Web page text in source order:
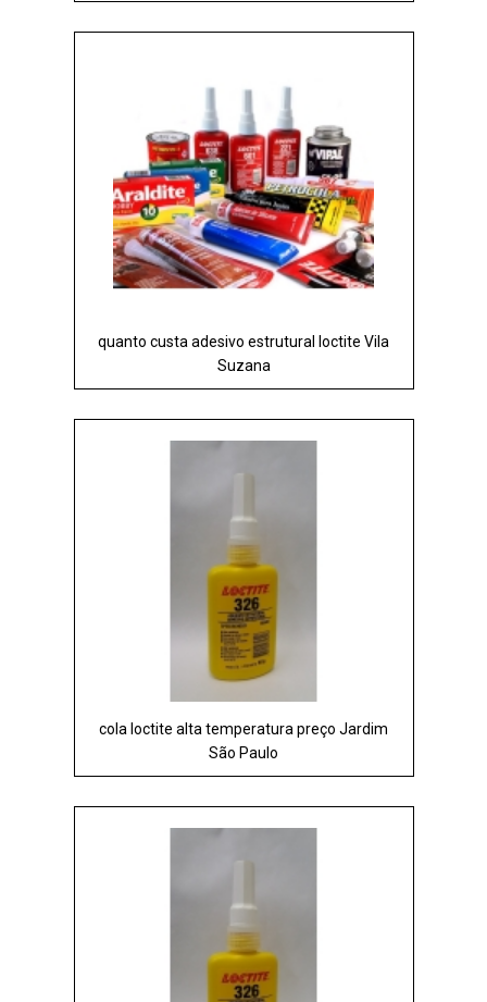
quanto custa adesivo estrutural loctite Vila
Suzana
cola loctite alta temperatura preço Jardim
São Paulo